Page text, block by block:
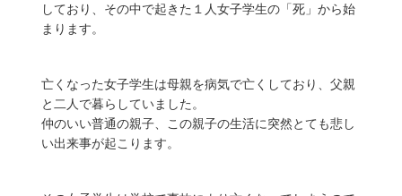
しており、その中で起きた１人女子学生の「死」から始
まります。
亡くなった女子学生は母親を病気で亡くしており、父親
と二人で暮らしていました。
仲のいい普通の親子、この親子の生活に突然とても悲し
い出来事が起こります。